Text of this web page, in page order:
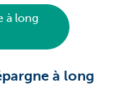
à long
à long